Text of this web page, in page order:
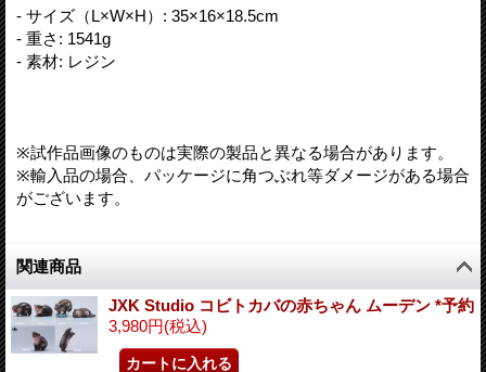
- サイズ（L×W×H）: 35×16×18.5cm
- 重さ: 1541g
- 素材: レジン
※試作品画像のものは実際の製品と異なる場合があります。
※輸入品の場合、パッケージに角つぶれ等ダメージがある場合
がございます。
関連商品
JXK Studio コビトカバの赤ちゃん ムーデン *予約
3,980円(税込)